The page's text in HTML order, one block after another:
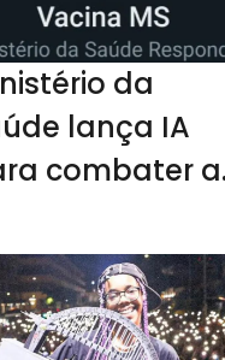
da
lança IA
combater a